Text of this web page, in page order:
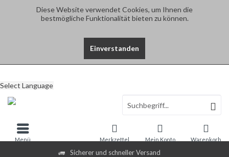
Diese Website verwendet Cookies, um Ihnen die
bestmögliche Funktionalität bieten zu können.
Einverstanden
Sicherer und schneller Versand
Select Language
Warenkorb
Merkzettel Mein Konto
Menü